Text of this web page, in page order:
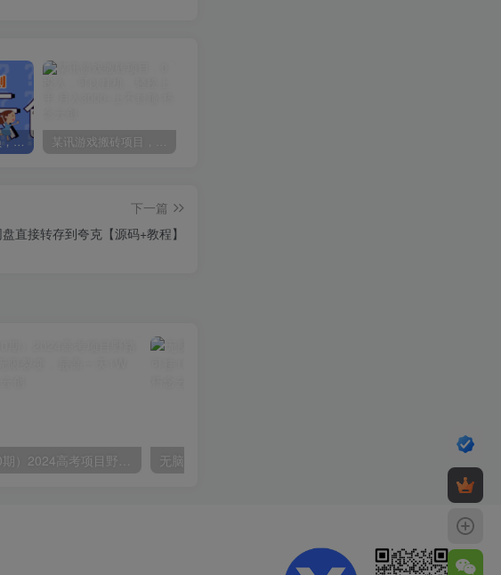
加入朽念云创会员，全站资源免费学习。 某讯游戏搬砖项目，0投入，可以挂机，轻松上手,月入3000+上不封顶
下一篇
直接转存到夸克【源码+教程】
（10150期）2024高考项目野路子玩法，无限裂变，最高一天1W＋！